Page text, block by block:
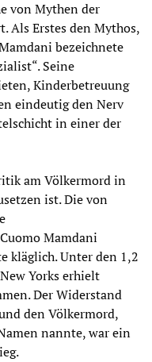
von Mythen der
Als Erstes den Mythos,
bezeichnete
Seine
Kinderbetreuung
eindeutig den Nerv
in einer der
am Völkermord in
ist. Die von
Mamdani
kläglich. Unter den 1,2
Yorks erhielt
Der Widerstand
den Völkermord,
nannte, war ein